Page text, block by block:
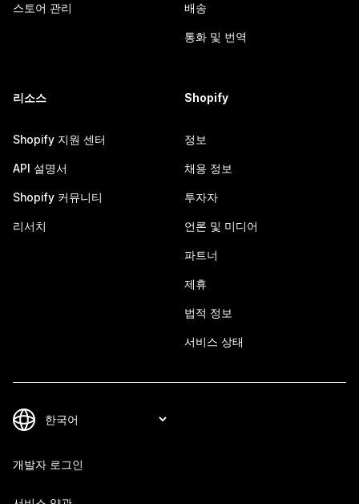
스토어 관리 배송
통화 및 번역
리소스
Shopify 지원 센터
API 설명서
Shopify 커뮤니티
리서치
Shopify
정보
채용 정보
투자자
언론 및 미디어
파트너
제휴
법적 정보
서비스 상태
개발자 로그인